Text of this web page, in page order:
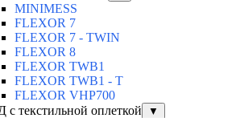
MINIMESS
FLEXOR 7
FLEXOR 7 - TWIN
FLEXOR 8
FLEXOR TWB1
FLEXOR TWB1 - T
FLEXOR VHP700
с текстильной оплеткой
▼